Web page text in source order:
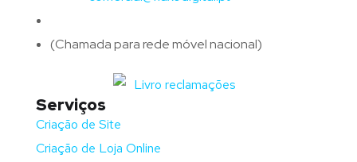
(Chamada para rede móvel nacional)
Serviços
Criação de Site
Criação de Loja Online